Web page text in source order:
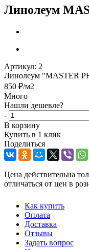
Линолеум
Артикул: 2
Линолеум "MASTER
850 ₽/м2
Много
Нашли дешевле?
-
В корзину
Купить в 1 клик
Поделиться
Цена действительна
отличаться от цен в
Как купить
Оплата
Доставка
Отзывы
Задать вопрос